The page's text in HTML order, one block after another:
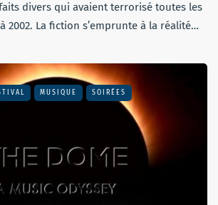
divers qui avaient terrorisé toutes les
2002. La fiction s’emprunte à la réalité…
MUSIQUE SOIRÉES